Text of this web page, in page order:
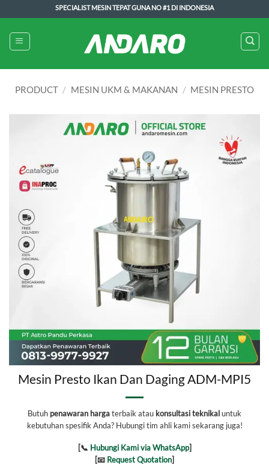
to
content
SPECIALIST MESIN TEPAT GUNA NO #1 DI INDONESIA
PRODUCT / MESIN UKM & MAKANAN / MESIN PRESTO
Mesin Presto Ikan Dan Daging ADM-MPI5
Butuh penawaran hargaterbaik atau konsultasi teknikaluntuk
kebutuhan spesifik Anda? Hubungi tim ahli kami sekarang juga!
[📞 Hubungi Kami via WhatsApp]
[📧 Request Quotation]